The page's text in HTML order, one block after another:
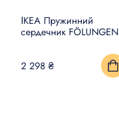
ІКЕА Пружинний
сердечник FÖLUNGEN
2 298 ₴